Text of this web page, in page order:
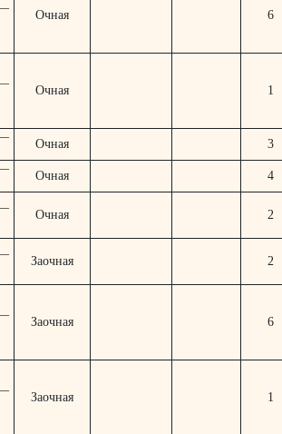
—
Очная 6
—
Очная 1
—
Очная 3
—
Очная 4
—
Очная 2
—
Заочная 2
—
Заочная 6
—
Заочная 1